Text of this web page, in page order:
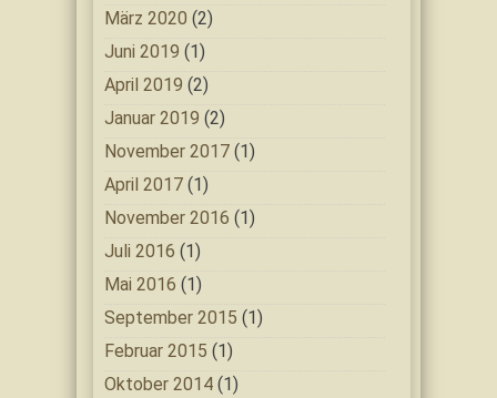
März 2020 (2)
Juni 2019 (1)
April 2019 (2)
Januar 2019 (2)
November 2017 (1)
April 2017 (1)
November 2016 (1)
Juli 2016 (1)
Mai 2016 (1)
September 2015 (1)
Februar 2015 (1)
Oktober 2014 (1)